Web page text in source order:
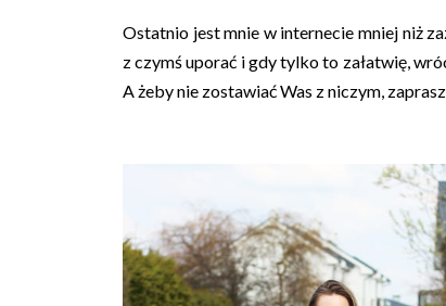
Ostatnio jest mnie w internecie mniej niż
z czymś uporać i gdy tylko to załatwię,
A żeby nie zostawiać Was z niczym,